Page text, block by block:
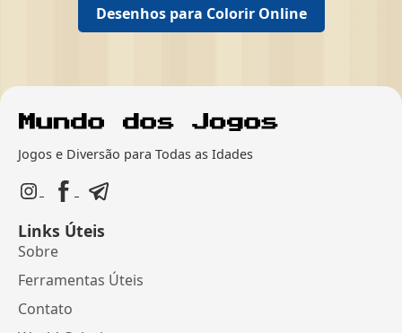
Desenhos para Colorir Online
Jogos e Diversão para Todas as Idades
Links Úteis
Sobre
Ferramentas Úteis
Contato